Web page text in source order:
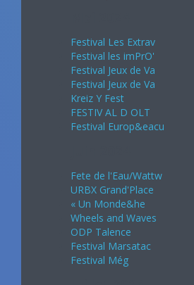
Festival Les Extrav
Festival les imPrO'
Festival Jeux de Va
Festival Jeux de Va
Kreiz Y Fest
FESTIV AL D OLT
Festival Europ&eacu
Fete de l'Eau/Wattw
URBX Grand'Place
« Un Monde&he
Wheels and Waves
ODP Talence
Festival Marsatac
Festival Még